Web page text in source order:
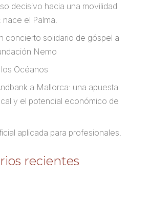
decisivo hacia una movilidad
el Palma.
concierto solidario de góspel a
Nemo
Océanos
a Mallorca: una apuesta
y el potencial económico de
aplicada para profesionales.
recientes